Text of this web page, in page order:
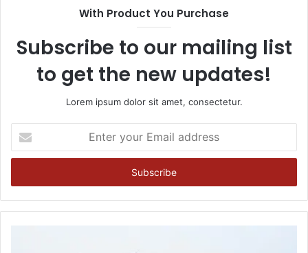
With Product You Purchase
Subscribe to our mailing list
to get the new updates!
Lorem ipsum dolor sit amet, consectetur.
your
Email